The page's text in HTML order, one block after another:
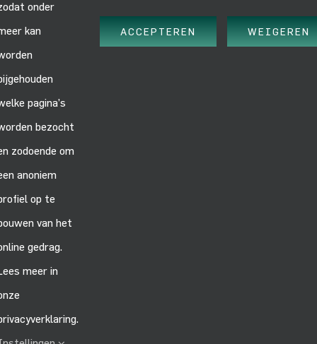
Laatste nieuws
oplossingen.
onder
kan
pagina’s
bezocht
zodoende om
anoniem
op te
van het
gedrag.
meer in
ACCEPTEREN WEIGEREN